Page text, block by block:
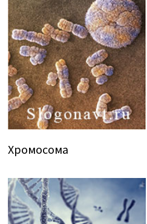
Хромосома